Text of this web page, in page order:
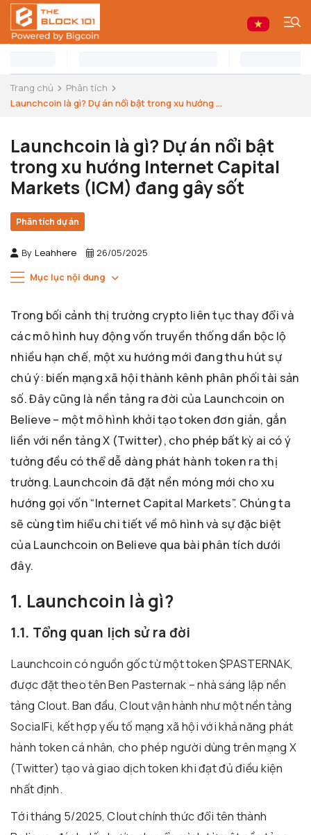
Trang chủ
Phân tích
Launchcoin là gì? Dự án nổi bật trong xu hướng ...
Launchcoin là gì? Dự án nổi bật
trong xu hướng Internet Capital
Markets (ICM) đang gây sốt
Phân tích dự án
By Leahhere 26/05/2025
Mục lục nội dung
Trong bối cảnh thị trường crypto liên tục thay đổi và
các mô hình huy động vốn truyền thống dần bộc lộ
nhiều hạn chế, một xu hướng mới đang thu hút sự
chú ý: biến mạng xã hội thành kênh phân phối tài sản
số. Đây cũng là nền tảng ra đời của Launchcoin on
Believe – một mô hình khởi tạo token đơn giản, gắn
liền với nền tảng X (Twitter), cho phép bất kỳ ai có ý
tưởng đều có thể dễ dàng phát hành token ra thị
trường. Launchcoin đã đặt nền móng mới cho xu
hướng gọi vốn “Internet Capital Markets”. Chúng ta
sẽ cùng tìm hiểu chi tiết về mô hình và sự đặc biệt
của Launchcoin on Believe qua bài phân tích dưới
đây.
1. Launchcoin là gì?
1.1. Tổng quan lịch sử ra đời
Launchcoin có nguồn gốc từ một token $PASTERNAK,
được đặt theo tên Ben Pasternak – nhà sáng lập nền
tảng Clout. Ban đầu, Clout vận hành như một nền tảng
SocialFi, kết hợp yếu tố mạng xã hội với khả năng phát
hành token cá nhân, cho phép người dùng trên mạng X
(Twitter) tạo và giao dịch token khi đạt đủ điều kiện
nhất định.
Tới tháng 5/2025, Clout chính thức đổi tên thành